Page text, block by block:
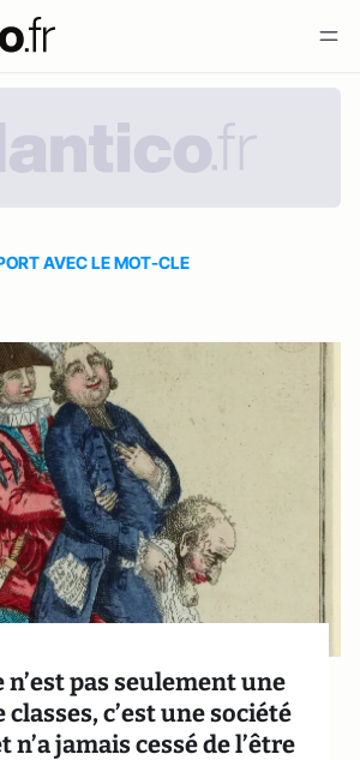
AVEC LE MOT-CLE
n’est pas seulement une
classes, c’est une société
n’a jamais cessé de l’être